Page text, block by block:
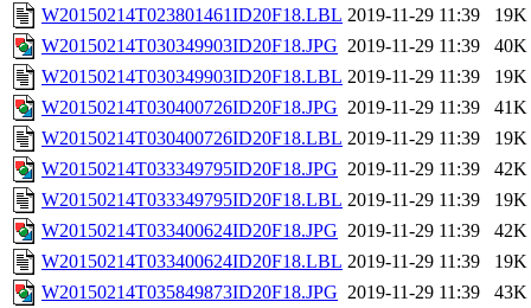
W20150214T023801461ID20F18.LBL 2019-11-29 11:39
19K
W20150214T030349903ID20F18.JPG 2019-11-29 11:39
40K
W20150214T030349903ID20F18.LBL 2019-11-29 11:39
19K
W20150214T030400726ID20F18.JPG 2019-11-29 11:39
41K
W20150214T030400726ID20F18.LBL 2019-11-29 11:39
19K
W20150214T033349795ID20F18.JPG 2019-11-29 11:39
42K
W20150214T033349795ID20F18.LBL 2019-11-29 11:39
19K
W20150214T033400624ID20F18.JPG 2019-11-29 11:39
42K
W20150214T033400624ID20F18.LBL 2019-11-29 11:39
19K
W20150214T035849873ID20F18.JPG 2019-11-29 11:39
43K